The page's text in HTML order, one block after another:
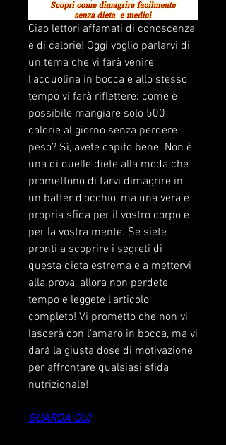
Ciao lettori affamati di conoscenza
e di calorie! Oggi voglio parlarvi di
un tema che vi farà venire
l'acquolina in bocca e allo stesso
tempo vi farà riflettere: come è
possibile mangiare solo 500
calorie al giorno senza perdere
peso? Sì, avete capito bene. Non è
una di quelle diete alla moda che
promettono di farvi dimagrire in
un batter d'occhio, ma una vera e
propria sfida per il vostro corpo e
per la vostra mente. Se siete
pronti a scoprire i segreti di
questa dieta estrema e a mettervi
alla prova, allora non perdete
tempo e leggete l'articolo
completo! Vi prometto che non vi
lascerà con l'amaro in bocca, ma vi
darà la giusta dose di motivazione
per affrontare qualsiasi sfida
nutrizionale!
GUARDA QUI